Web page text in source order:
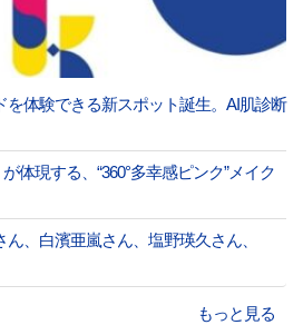
を体験できる新スポット誕生。AI肌診断
体現する、“360°多幸感ピンク”メイク
、白濱亜嵐さん、塩野瑛久さん、
もっと見る